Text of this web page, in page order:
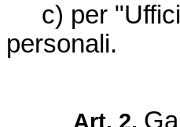
c) per
personali.
Art. 2.